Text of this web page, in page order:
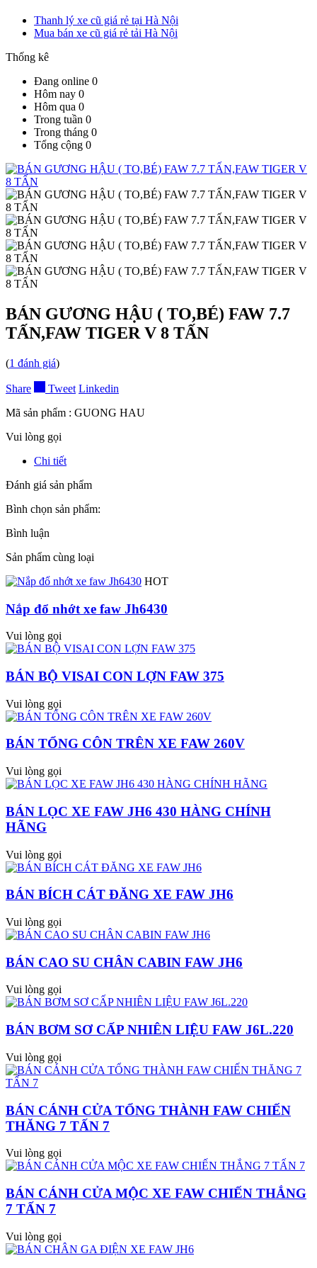
Thanh lý xe cũ giá rẻ tại Hà Nội
Mua bán xe cũ giá rẻ tải Hà Nội
Thống kê
Đang online 0
Hôm nay 0
Hôm qua 0
Trong tuần 0
Trong tháng 0
Tổng cộng 0
BÁN GƯƠNG HẬU ( TO,BÉ) FAW 7.7
TẤN,FAW TIGER V 8 TẤN
(1 đánh giá)
Share Tweet Linkedin
Mã sản phẩm : GUONG HAU
Vui lòng gọi
Chi tiết
Đánh giá sản phẩm
Bình chọn sản phẩm:
Bình luận
Sản phẩm cùng loại
HOT
Nắp đổ nhớt xe faw Jh6430
Vui lòng gọi
BÁN BỘ VISAI CON LỢN FAW 375
Vui lòng gọi
BÁN TỔNG CÔN TRÊN XE FAW 260V
Vui lòng gọi
BÁN LỌC XE FAW JH6 430 HÀNG CHÍNH
HÃNG
Vui lòng gọi
BÁN BÍCH CÁT ĐĂNG XE FAW JH6
Vui lòng gọi
BÁN CAO SU CHÂN CABIN FAW JH6
Vui lòng gọi
BÁN BƠM SƠ CẤP NHIÊN LIỆU FAW J6L.220
Vui lòng gọi
BÁN CÁNH CỬA TỔNG THÀNH FAW CHIẾN
THĂNG 7 TẤN 7
Vui lòng gọi
BÁN CÁNH CỬA MỘC XE FAW CHIẾN THẮNG
7 TẤN 7
Vui lòng gọi